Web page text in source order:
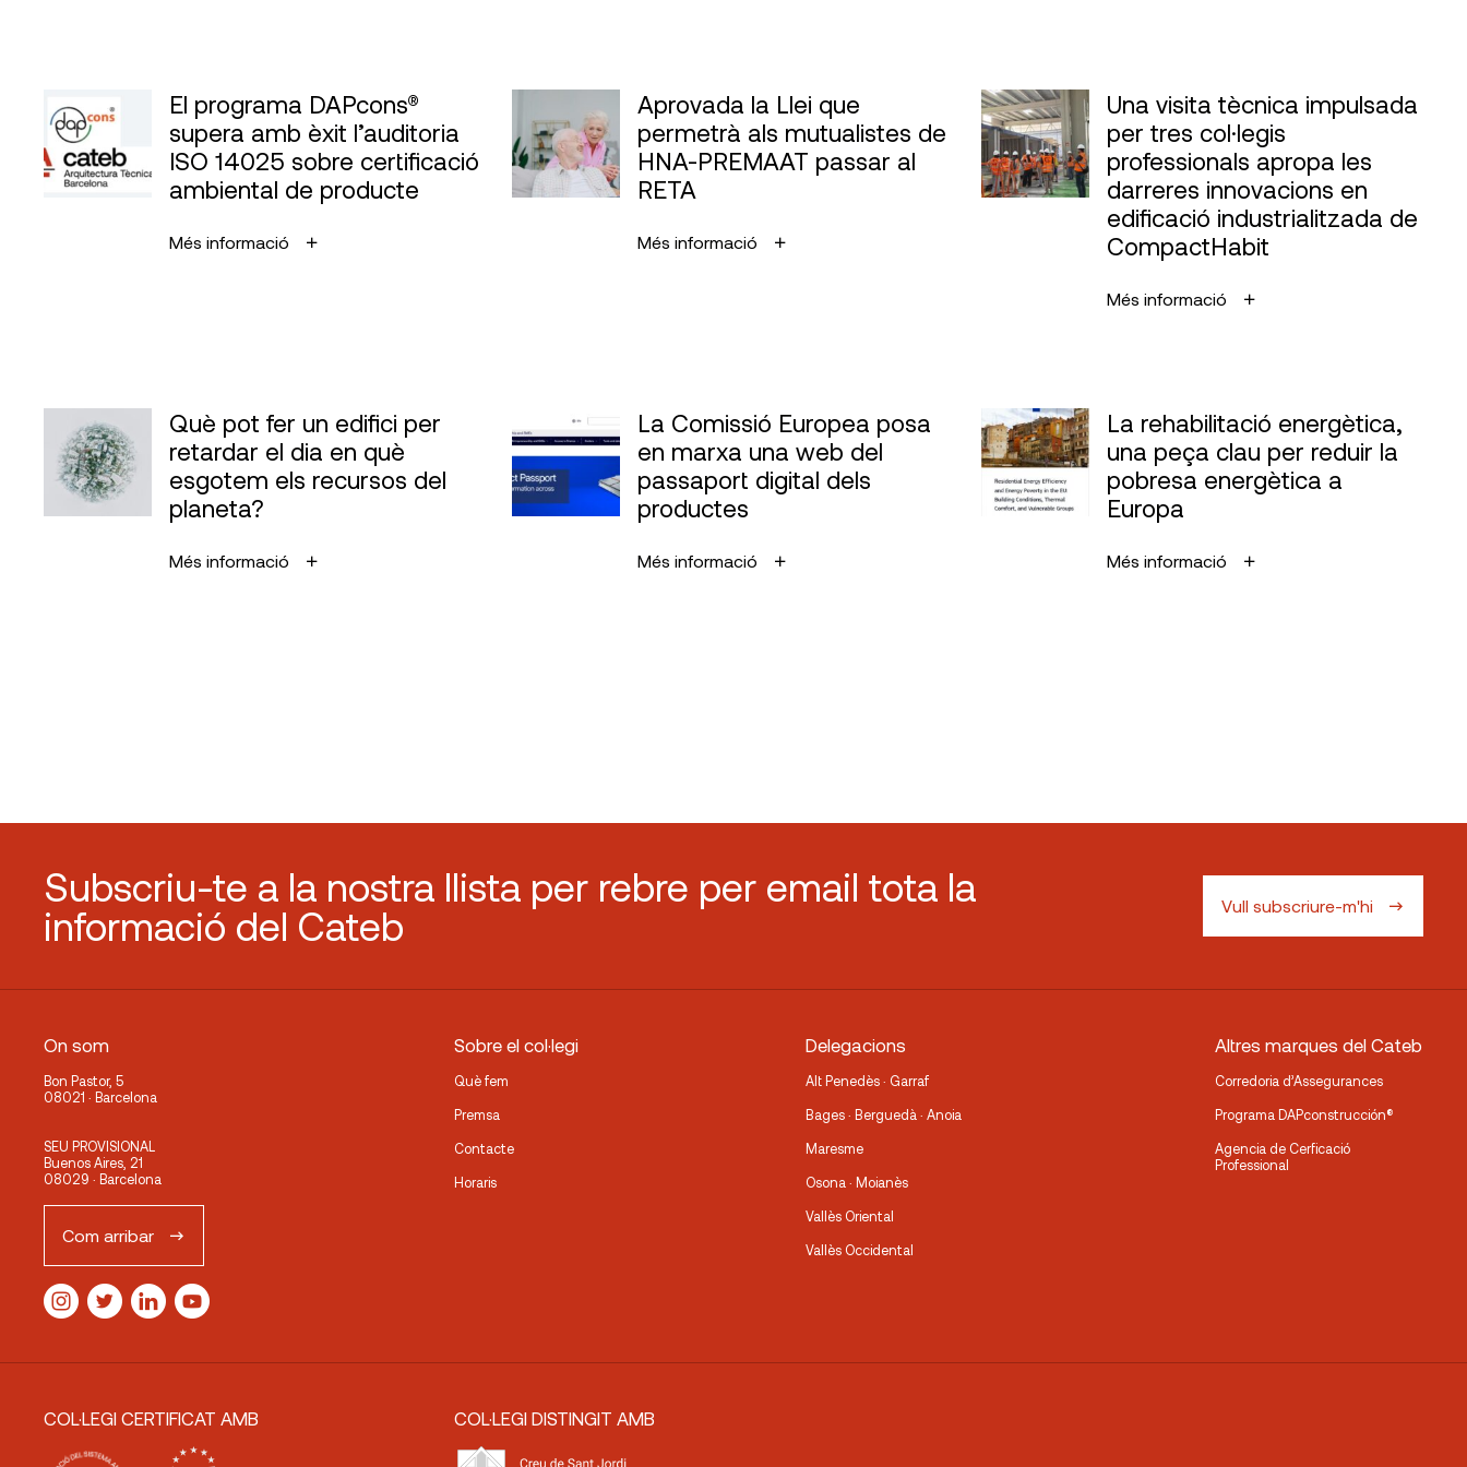
El programa DAPcons®
supera amb èxit l’auditoria
ISO 14025 sobre certificació
ambiental de producte
Més informació
Aprovada la Llei que
permetrà als mutualistes de
HNA-PREMAAT passar al
RETA
Més informació
Una visita tècnica impulsada
per tres col·legis
professionals apropa les
darreres innovacions en
edificació industrialitzada de
CompactHabit
Més informació
Què pot fer un edifici per
retardar el dia en què
esgotem els recursos del
planeta?
Més informació
La Comissió Europea posa
en marxa una web del
passaport digital dels
productes
Més informació
La rehabilitació energètica,
una peça clau per reduir la
pobresa energètica a
Europa
Més informació
Subscriu-te a la nostra llista per rebre per email tota la
informació del Cateb
Vull subscriure-m'hi
On som
Bon Pastor, 5
08021 · Barcelona
SEU PROVISIONAL
Buenos Aires, 21
08029 · Barcelona
Com arribar
Sobre el col·legi
Què fem
Premsa
Contacte
Horaris
Delegacions
Alt Penedès · Garraf
Bages · Berguedà · Anoia
Maresme
Osona · Moianès
Vallès Oriental
Vallès Occidental
Altres marques del Cateb
Corredoria d’Assegurances
Programa DAPconstrucción®
Agencia de Cerficació
Professional
COL·LEGI CERTIFICAT AMB COL·LEGI DISTINGIT AMB